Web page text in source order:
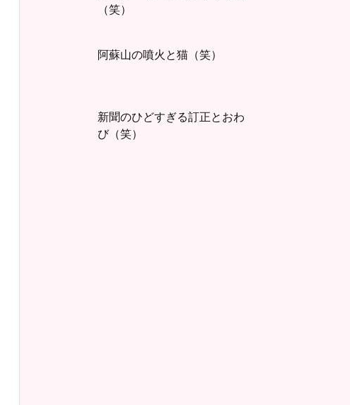
（笑）
阿蘇山の噴火と猫（笑）
新聞のひどすぎる訂正とおわ
び（笑）